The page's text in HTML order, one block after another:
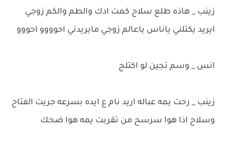
زينب _ هاذه طلع سلاح كمت ادك والطم والكم زوجي
ايريد يكتلني ياناس ياعالم زوجي مايريدني احوووو احووو
انس _ وسم تجين لو اكتلج
زينب _ رحت يمه عباله اريد نام ع ايده بسرعه جريت الفتاح
وسلاح اذا هوا سرسح من تقربت يمه هوا ضحك